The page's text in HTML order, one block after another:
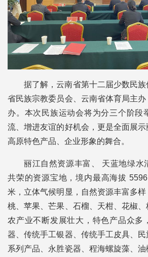
据了解，云南省第十二届少数民
省民族宗教委员会、云南省体育局主
办。本次民族运动会将为分三个阶段
流、增进友谊的好机会，更是全面展示
高原特色产品、企业形象的舞合。
丽江自然资源丰富、 天蓝地绿水
共荣的资源宝地，境内最高海拔
米，立体气候明显，自然资源丰富多
桃、苹果、芒果、石榴、天柑、花椒
农产业不断发展壮大，特色产品众多
器、传统手工银器、传统手工皮具、民
系列产品、永胜瓷器、程海螺旋藻、